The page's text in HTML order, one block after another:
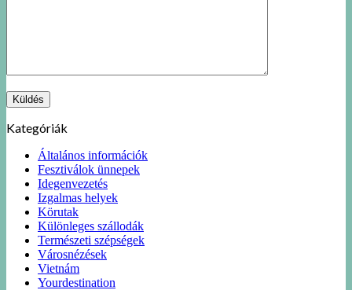
Kategóriák
Általános információk
Fesztiválok ünnepek
Idegenvezetés
Izgalmas helyek
Körutak
Különleges szállodák
Természeti szépségek
Városnézések
Vietnám
Yourdestination